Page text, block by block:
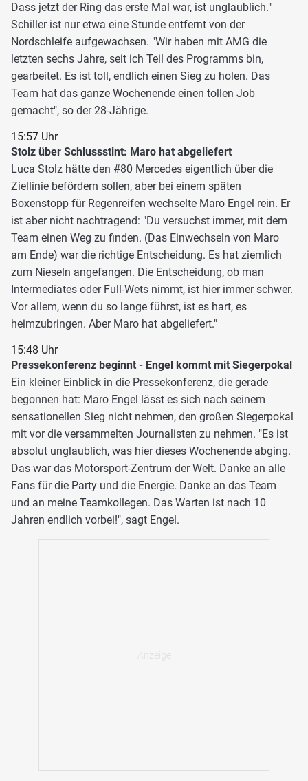
Dass jetzt der Ring das erste Mal war, ist unglaublich."
Schiller ist nur etwa eine Stunde entfernt von der
Nordschleife aufgewachsen. "Wir haben mit AMG die
letzten sechs Jahre, seit ich Teil des Programms bin,
gearbeitet. Es ist toll, endlich einen Sieg zu holen. Das
Team hat das ganze Wochenende einen tollen Job
gemacht", so der 28-Jährige.
15:57 Uhr
Stolz über Schlussstint: Maro hat abgeliefert
Luca Stolz hätte den #80 Mercedes eigentlich über die
Ziellinie befördern sollen, aber bei einem späten
Boxenstopp für Regenreifen wechselte Maro Engel rein. Er
ist aber nicht nachtragend: "Du versuchst immer, mit dem
Team einen Weg zu finden. (Das Einwechseln von Maro
am Ende) war die richtige Entscheidung. Es hat ziemlich
zum Nieseln angefangen. Die Entscheidung, ob man
Intermediates oder Full-Wets nimmt, ist hier immer schwer.
Vor allem, wenn du so lange führst, ist es hart, es
heimzubringen. Aber Maro hat abgeliefert."
15:48 Uhr
Pressekonferenz beginnt - Engel kommt mit Siegerpokal
Ein kleiner Einblick in die Pressekonferenz, die gerade
begonnen hat: Maro Engel lässt es sich nach seinem
sensationellen Sieg nicht nehmen, den großen Siegerpokal
mit vor die versammelten Journalisten zu nehmen. "Es ist
absolut unglaublich, was hier dieses Wochenende abging.
Das war das Motorsport-Zentrum der Welt. Danke an alle
Fans für die Party und die Energie. Danke an das Team
und an meine Teamkollegen. Das Warten ist nach 10
Jahren endlich vorbei!", sagt Engel.